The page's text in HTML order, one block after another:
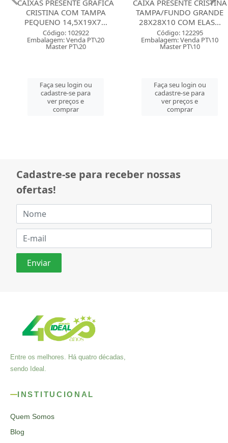
CAIXAS PRESENTE GRAFICA
CRISTINA COM TAMPA
PEQUENO 14,5X19X7...
Código: 102922
Embalagem: Venda PT\20
Master PT\20
Faça seu login ou
cadastre-se para
ver preços e
comprar
CAIXA PRESENTE CRISTINA
TAMPA/FUNDO GRANDE
28X28X10 COM ELAS...
Código: 122295
Embalagem: Venda PT\10
Master PT\10
Faça seu login ou
cadastre-se para
ver preços e
comprar
Cadastre-se para receber nossas
ofertas!
Entre os melhores. Há quatro décadas,
sendo Ideal.
INSTITUCIONAL
Quem Somos
Blog